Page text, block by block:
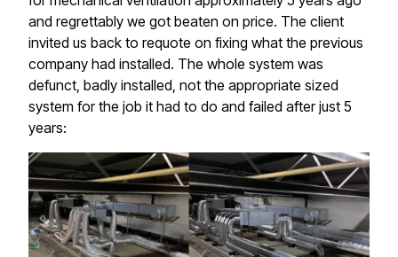
and regrettably we got beaten on price. The client
invited us back to requote on fixing what the previous
company had installed. The whole system was
defunct, badly installed, not the appropriate sized
system for the job it had to do and failed after just 5
years:​​​​‌ ‍ ​‍​‍‌‍ ‌ ​‍‌‍‍‌‌‍‌ ‌‍‍‌‌‍ ‍​‍​‍​ ‍‍​‍​‍‌ ​ ‌‍​‌‌‍ ‍‌‍‍‌‌ ‌​‌ ‍‌​‍ ‍‌‍‍‌‌‍ ​‍​‍​‍ ​​‍​‍‌‍‍​‌ ​‍‌‍‌‌‌‍‌‍​‍​‍​ ‍‍​‍​‍​‍ ‌‍​‌‌‍‌​‌‍ ‌‌‍‍‌‌‍ ‍​‍ ‌‍‍‌‌‍ ‍‌ ‌​‌‍‌‌‌‍ ‍‌ ‌​​‍ ‌‍‌‌‌‍‌​‌‍‍‌‌ ‌​​‍ ‌‍ ‌‌‍ ‌‍‌​‌‍‌‌​ ‌‌ ​​‌ ​‍‌‍‌‌‌ ​ ‌‍‌‌‌‍ ‍‌ ‌​‌‍​‌‌ ‌​‌‍‍‌‌‍ ‌‍ ‍​ ‍ ‌‍‍‌‌‍‌​​ ‌​ ‌‍​ ‌​​ ‍‌‌‍​‌‌‍​ ​ ‌ ​ ‍​​ ​ ​‍ ‌‌‍​ ​ ​​​ ‌‌​ ‌​​‍ ‌​ ‌​‌‍‌​​ ‍​​ ‍‌​‍ ‌​ ‍‌​ ‌‌‌‍​‌​ ​​​‍ ‌​ ‌‌‌‍‌‌​ ​‍​ ‌​​ ‍‌​ ​‌​ ‌ ‌‍‌‍​ ‌​​ ‍​​ ‍‌​ ‌‌​ ‍ ‌ ‌​‌ ‍‌‌ ​​‌‍‌‌​ ‌‌ ​​‌‍ ‌ ​ ‌ ‌​​ ‍ ‌ ​​‌‍​‌‌ ‌​‌‍‍​​ ‌‌‍​ ‌‍ ‌‍ ‍‌ ‌​‌‍‌‌‌‍ ‍‌ ‌​​‍‌‌​ ‌‌‌​​‍‌‌ ‌‍‍ ‌‍‌‌‌ ‍‌​‍‌‌​ ​ ‌​‌​​‍‌‌​ ​ ‌​‌​​‍‌‌​ ​‍​ ​‍​ ​‍​ ‌ ​ ‌​‌‍​‌​ ‌ ‌‍​‌​ ​‌​ ‌‍​ ‌​​ ​ ‌‍​ ‌‍‌‍​‍‌‌​ ​‍​ ​‍​‍‌‌​ ‌‌‌​‌​​‍ ‍‌‍​ ‌‍‍​‌‍‍‌‌‍ ​‌‍‌​‌ ​‍‌‍‌‌‌‍ ‍​‍‌‌​ ‌‌‌​​‍‌‌ ‌‍‍ ‌‍‌‌‌ ‍‌​‍‌‌​ ​ ‌​‌​​‍‌‌​ ​ ‌​‌​​‍‌‌​ ​‍​ ​‍​ ‌​‌‍‌‍‌‍​‌​ ‍‌‌‍‌‌‌‍​ ​ ​‍‌‍‌‌​ ​‍‌‍​ ​ ‍​​ ‍​​‍‌‌​ ​‍​ ​‍​‍‌‌​ ‌‌‌​‌​​‍ ‍‌ ‌​‌‍‌‌‌ ‍​‌ ‌​​ ‌‍​‍‌‍​‌‌ ​ ‌‍‌‌‌‌‌‌‌ ​‍‌‍ ​​ ‌​‍‌‌​ ​‍‌​‌‍‌‍​‌‌‍‌​‌‍ ‌‌‍‍‌‌‍ ‍​‍‌‍‌‍‍‌‌‍‌​​ ‌​ ‌‍​ ‌​​ ‍‌‌‍​‌‌‍​ ​ ‌ ​ ‍​​ ​ ​‍ ‌‌‍​ ​ ​​​ ‌‌​ ‌​​‍ ‌​ ‌​‌‍‌​​ ‍​​ ‍‌​‍ ‌​ ‍‌​ ‌‌‌‍​‌​ ​​​‍ ‌​ ‌‌‌‍‌‌​ ​‍​ ‌​​ ‍‌​ ​‌​ ‌ ‌‍‌‍​ ‌​​ ‍​​ ‍‌​ ‌‌​‍‌‍‌ ‌​‌ ‍‌‌ ​​‌‍‌‌​ ‌‌ ​​‌‍ ‌ ​ ‌ ‌​​‍‌‍‌ ​​‌‍​‌‌ ‌​‌‍‍​​ ‌‌‍​ ‌‍ ‌‍ ‍‌ ‌​‌‍‌‌‌‍ ‍‌ ‌​​‍‌‌​ ‌‌‌​​‍‌‌ ‌‍‍ ‌‍‌‌‌ ‍‌​‍‌‌​ ​ ‌​‌​​‍‌‌​ ​ ‌​‌​​‍‌‌​ ​‍​ ​‍​ ​‍​ ‌ ​ ‌​‌‍​‌​ ‌ ‌‍​‌​ ​‌​ ‌‍​ ‌​​ ​ ‌‍​ ‌‍‌‍​‍‌‌​ ​‍​ ​‍​‍‌‌​ ‌‌‌​‌​​‍ ‍‌‍​ ‌‍‍​‌‍‍‌‌‍ ​‌‍‌​‌ ​‍‌‍‌‌‌‍ ‍​‍‌‌​ ‌‌‌​​‍‌‌ ‌‍‍ ‌‍‌‌‌ ‍‌​‍‌‌​ ​ ‌​‌​​‍‌‌​ ​ ‌​‌​​‍‌‌​ ​‍​ ​‍​ ‌​‌‍‌‍‌‍​‌​ ‍‌‌‍‌‌‌‍​ ​ ​‍‌‍‌‌​ ​‍‌‍​ ​ ‍​​ ‍​​‍‌‌​ ​‍​ ​‍​‍‌‌​ ‌‌‌​‌​​‍ ‍‌ ‌​‌‍‌‌‌ ‍​‌ ‌​​‍​‍‌ ‌